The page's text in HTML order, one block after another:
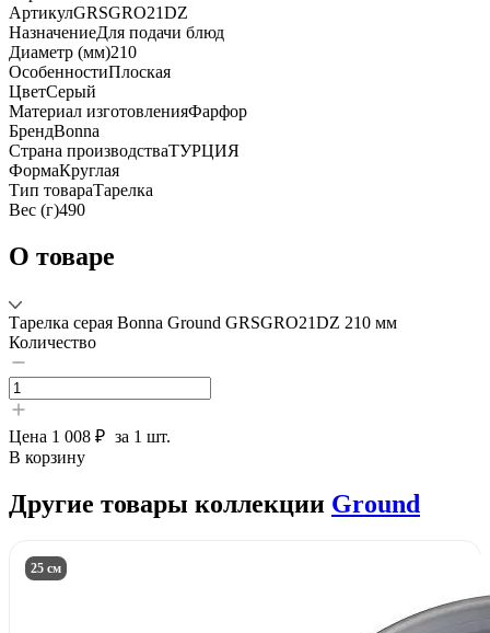
АртикулGRSGRO21DZ
НазначениеДля подачи блюд
Диаметр (мм)210
ОсобенностиПлоская
ЦветСерый
Материал изготовленияФарфор
БрендBonna
Страна производстваТУРЦИЯ
ФормаКруглая
Тип товараТарелка
Вес (г)490
О товаре
Тарелка серая Bonna Ground GRSGRO21DZ 210 мм
Количество
Цена 1 008 ₽ за 1 шт.
В корзину
Другие товары коллекции Ground
25 см